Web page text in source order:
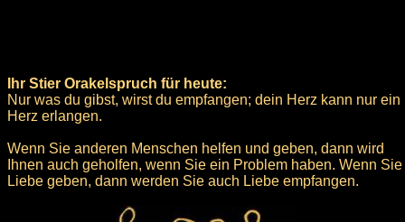
Ihr Stier Orakelspruch für heute:
Nur was du gibst, wirst du empfangen; dein Herz kann nur ein
Herz erlangen.
Wenn Sie anderen Menschen helfen und geben, dann wird
Ihnen auch geholfen, wenn Sie ein Problem haben. Wenn Sie
Liebe geben, dann werden Sie auch Liebe empfangen.